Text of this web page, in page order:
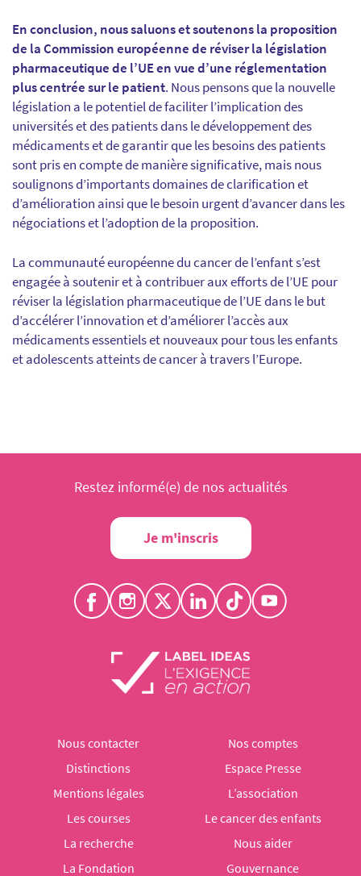
En conclusion, nous saluons et soutenons la proposition
de la Commission européenne de réviser la législation
pharmaceutique de l’UE en vue d’une réglementation
plus centrée sur le patient. Nous pensons que la nouvelle
législation a le potentiel de faciliter l’implication des
universités et des patients dans le développement des
médicaments et de garantir que les besoins des patients
sont pris en compte de manière significative, mais nous
soulignons d’importants domaines de clarification et
d’amélioration ainsi que le besoin urgent d’avancer dans les
négociations et l’adoption de la proposition.
La communauté européenne du cancer de l’enfant s’est
engagée à soutenir et à contribuer aux efforts de l’UE pour
réviser la législation pharmaceutique de l’UE dans le but
d’accélérer l’innovation et d’améliorer l’accès aux
médicaments essentiels et nouveaux pour tous les enfants
et adolescents atteints de cancer à travers l’Europe.
Restez informé(e) de nos actualités
Je m'inscris
Nous contacter
Nos comptes
Distinctions
Espace Presse
Mentions légales
L’association
Les courses
Le cancer des enfants
La recherche
Nous aider
La Fondation
Gouvernance